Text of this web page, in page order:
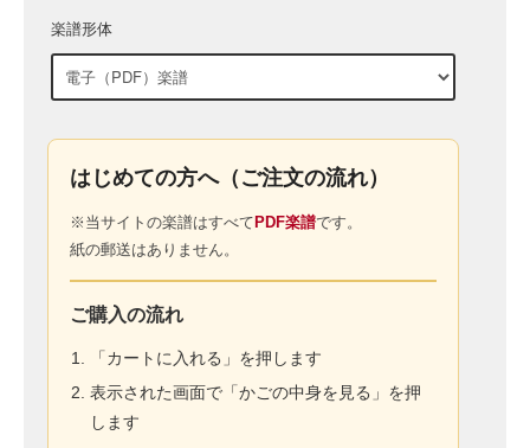
楽譜形体
はじめての方へ（ご注文の流れ）
※当サイトの楽譜はすべて PDF楽譜です。
紙の郵送はありません。
ご購入の流れ
「カートに入れる」を押します
表示された画面で「かごの中身を見る」を押
します